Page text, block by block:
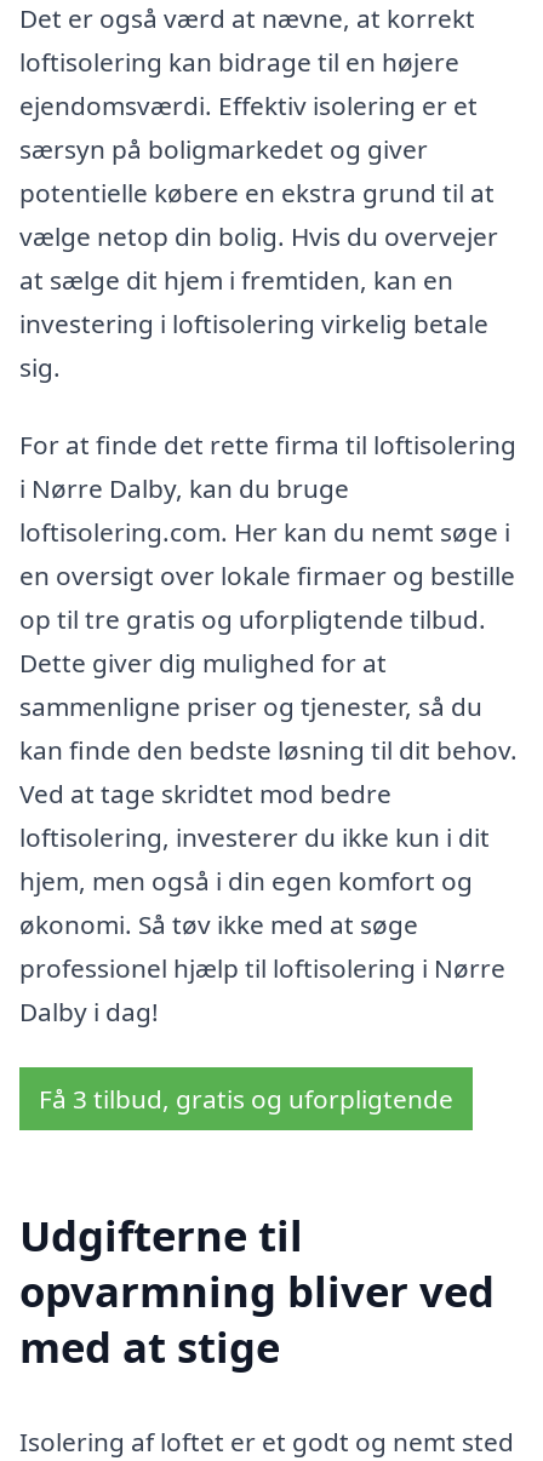
Det er også værd at nævne, at korrekt
loftisolering kan bidrage til en højere
ejendomsværdi. Effektiv isolering er et
særsyn på boligmarkedet og giver
potentielle købere en ekstra grund til at
vælge netop din bolig. Hvis du overvejer
at sælge dit hjem i fremtiden, kan en
investering i loftisolering virkelig betale
sig.
For at finde det rette firma til loftisolering
i Nørre Dalby, kan du bruge
loftisolering.com. Her kan du nemt søge i
en oversigt over lokale firmaer og bestille
op til tre gratis og uforpligtende tilbud.
Dette giver dig mulighed for at
sammenligne priser og tjenester, så du
kan finde den bedste løsning til dit behov.
Ved at tage skridtet mod bedre
loftisolering, investerer du ikke kun i dit
hjem, men også i din egen komfort og
økonomi. Så tøv ikke med at søge
professionel hjælp til loftisolering i Nørre
Dalby i dag!
Få 3 tilbud, gratis og uforpligtende
Udgifterne til
opvarmning bliver ved
med at stige
Isolering af loftet er et godt og nemt sted